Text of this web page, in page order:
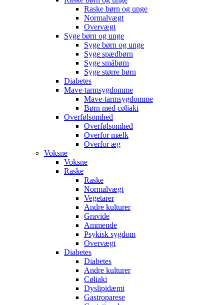
Raske børn og unge
Normalvægt
Overvægt
Syge børn og unge
Syge børn og unge
Syge spædbørn
Syge småbørn
Syge større børn
Diabetes
Mave-tarmsygdomme
Mave-tarmsygdomme
Børn med cøliaki
Overfølsomhed
Overfølsomhed
Overfor mælk
Overfor æg
Voksne
Voksne
Raske
Raske
Normalvægt
Vegetarer
Andre kulturer
Gravide
Ammende
Psykisk sygdom
Overvægt
Diabetes
Diabetes
Andre kulturer
Cøliaki
Dyslipidæmi
Gastroparese